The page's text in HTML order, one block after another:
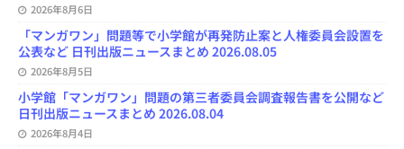
2026年8月6日
「マンガワン」問題等で小学館が再発防止案と人権委員会設置を
公表など 日刊出版ニュースまとめ 2026.08.05
2026年8月5日
小学館「マンガワン」問題の第三者委員会調査報告書を公開など
日刊出版ニュースまとめ 2026.08.04
2026年8月4日